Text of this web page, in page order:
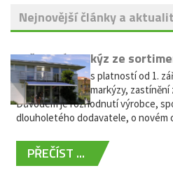
Nejnovější články a
Vyřazení markýz ze
Vážení zákazníci, s platností od 1.
nabídky výsuvné markýzy, zastínění
Důvodem je rozhodnutí výrobce,
dlouholetého dodavatele, o novém
PŘEČÍST ...